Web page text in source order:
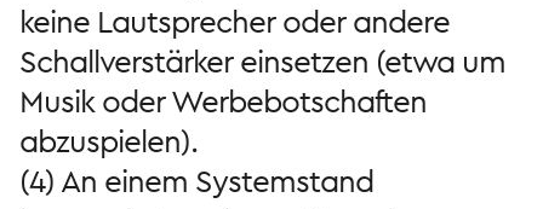
keine Lautsprecher oder andere
Schallverstärker einsetzen (etwa um
Musik oder Werbebotschaften
abzuspielen).
(4) An einem Systemstand